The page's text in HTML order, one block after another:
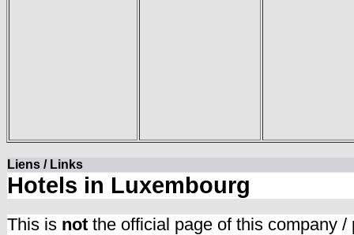
Liens / Links
Hotels in Luxembourg
This is not the official page of this company